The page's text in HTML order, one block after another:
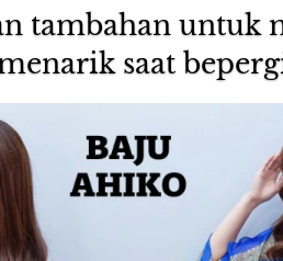
tambahan untuk
saat